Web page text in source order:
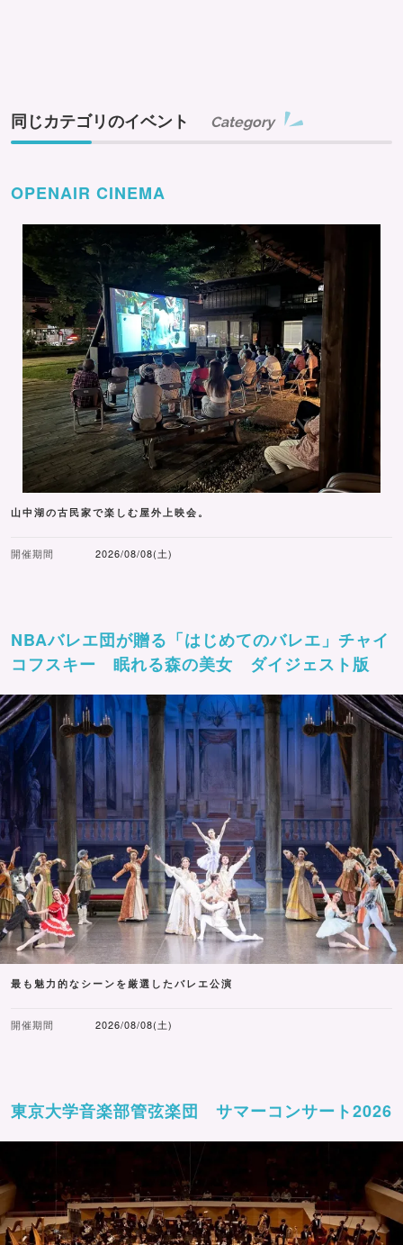
同じカテゴリのイベント Category
OPENAIR CINEMA
山中湖の古民家で楽しむ屋外上映会。
開催期間 2026/08/08(土)
NBAバレエ団が贈る「はじめてのバレエ」チャイ
コフスキー 眠れる森の美女 ダイジェスト版
最も魅力的なシーンを厳選したバレエ公演
開催期間 2026/08/08(土)
東京大学音楽部管弦楽団 サマーコンサート2026